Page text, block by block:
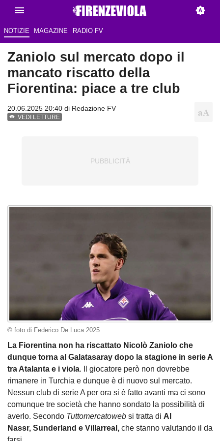
NOTIZIE MAGAZINE RADIO FV
Zaniolo sul mercato dopo il
mancato riscatto della
Fiorentina: piace a tre club
20.06.2025 20:40 di Redazione FV
VEDI LETTURE
© foto di Federico De Luca 2025
La Fiorentina non ha riscattato Nicolò Zaniolo che
dunque torna al Galatasaray dopo la stagione in serie A
tra Atalanta e i viola. Il giocatore però non dovrebbe
rimanere in Turchia e dunque è di nuovo sul mercato.
Nessun club di serie A per ora si è fatto avanti ma ci sono
comunque tre società che hanno sondato la possibilità di
averlo. Secondo Tuttomercatoweb si tratta di Al
Nassr, Sunderland e Villarreal, che stanno valutando il da